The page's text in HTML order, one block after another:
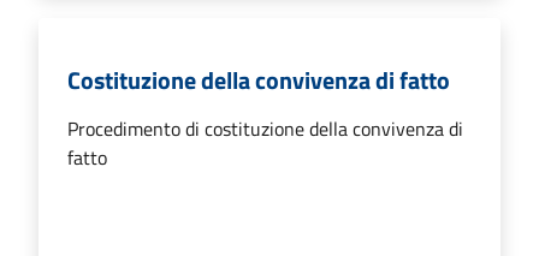
Costituzione della convivenza di fatto
Procedimento di costituzione della convivenza di
fatto